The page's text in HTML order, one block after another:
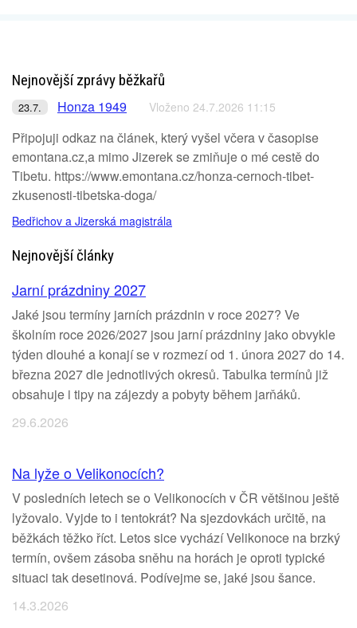
Nejnovější zprávy běžkařů
23.7. Honza 1949 Vloženo 24.7.2026 11:15
Připojuji odkaz na článek, který vyšel včera v časopise
emontana.cz,a mimo Jizerek se zmiňuje o mé cestě do
Tibetu. https://www.emontana.cz/honza-cernoch-tibet-
zkusenosti-tibetska-doga/
Bedřichov a Jizerská magistrála
Nejnovější články
Jarní prázdniny 2027
Jaké jsou termíny jarních prázdnin v roce 2027? Ve
školním roce 2026/2027 jsou jarní prázdniny jako obvykle
týden dlouhé a konají se v rozmezí od 1. února 2027 do 14.
března 2027 dle jednotlivých okresů. Tabulka termínů již
obsahuje i tipy na zájezdy a pobyty během jarňáků.
29.6.2026
Na lyže o Velikonocích?
V posledních letech se o Velikonocích v ČR většinou ještě
lyžovalo. Vyjde to i tentokrát? Na sjezdovkách určitě, na
běžkách těžko říct. Letos sice vychází Velikonoce na brzký
termín, ovšem zásoba sněhu na horách je oproti typické
situaci tak desetinová. Podívejme se, jaké jsou šance.
14.3.2026